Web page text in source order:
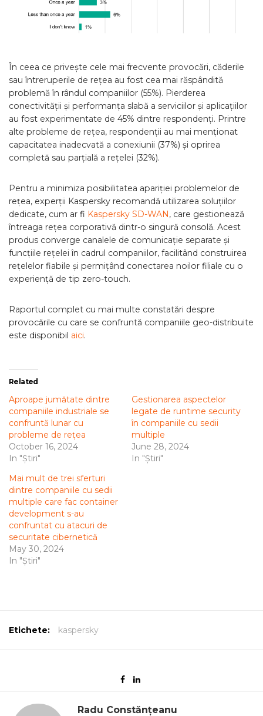
În ceea ce privește cele mai frecvente provocări, căderile
sau întreruperile de rețea au fost cea mai răspândită
problemă în rândul companiilor (55%). Pierderea
conectivității și performanța slabă a serviciilor și aplicațiilor
au fost experimentate de 45% dintre respondenți. Printre
alte probleme de rețea, respondenții au mai menționat
capacitatea inadecvată a conexiunii (37%) și oprirea
completă sau parțială a rețelei (32%).
Pentru a minimiza posibilitatea apariției problemelor de
rețea, experții Kaspersky recomandă utilizarea soluțiilor
dedicate, cum ar fi Kaspersky SD-WAN, care gestionează
întreaga rețea corporativă dintr-o singură consolă. Acest
produs converge canalele de comunicație separate și
funcțiile rețelei în cadrul companiilor, facilitând construirea
rețelelor fiabile și permițând conectarea noilor filiale cu o
experiență de tip zero-touch.
Raportul complet cu mai multe constatări despre
provocările cu care se confruntă companiile geo-distribuite
este disponibil aici.
Related
Aproape jumătate dintre
companiile industriale se
confruntă lunar cu
probleme de rețea
October 16, 2024
In "Știri"
Gestionarea aspectelor
legate de runtime security
în companiile cu sedii
multiple
June 28, 2024
In "Știri"
Mai mult de trei sferturi
dintre companiile cu sedii
multiple care fac container
development s-au
confruntat cu atacuri de
securitate cibernetică
May 30, 2024
In "Știri"
Etichete: kaspersky
Radu Constănțeanu